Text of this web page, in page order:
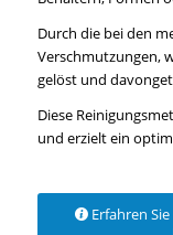
Durch die bei den
Verschmutzungen,
gelöst und
Diese
und erzielt ein
Erfahren